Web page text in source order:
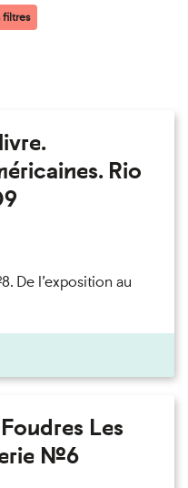
filtres
Rio
De l’exposition au
Les
n°6